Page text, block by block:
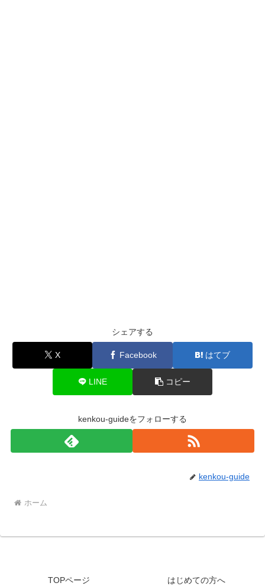
シェアする
X Facebook はてブ
LINE コピー
kenkou-guideをフォローする
kenkou-guide
ホーム
TOPページ はじめての方へ